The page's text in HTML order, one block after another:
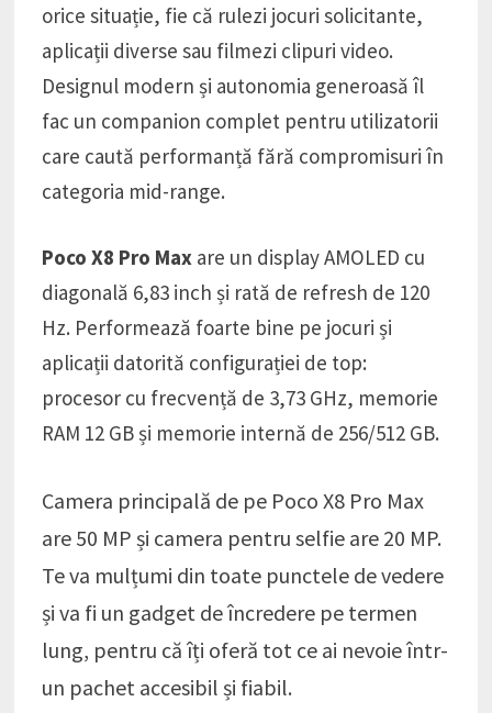
orice situație, fie că rulezi jocuri solicitante,
aplicații diverse sau filmezi clipuri video.
Designul modern și autonomia generoasă îl
fac un companion complet pentru utilizatorii
care caută performanță fără compromisuri în
categoria mid-range.
Poco X8 Pro Max are un display AMOLED cu
diagonală 6,83 inch și rată de refresh de 120
Hz. Performează foarte bine pe jocuri și
aplicații datorită configurației de top:
procesor cu frecvență de 3,73 GHz, memorie
RAM 12 GB și memorie internă de 256/512 GB.
Camera principală de pe Poco X8 Pro Max
are 50 MP și camera pentru selfie are 20 MP.
Te va mulțumi din toate punctele de vedere
și va fi un gadget de încredere pe termen
lung, pentru că îți oferă tot ce ai nevoie într-
un pachet accesibil și fiabil.